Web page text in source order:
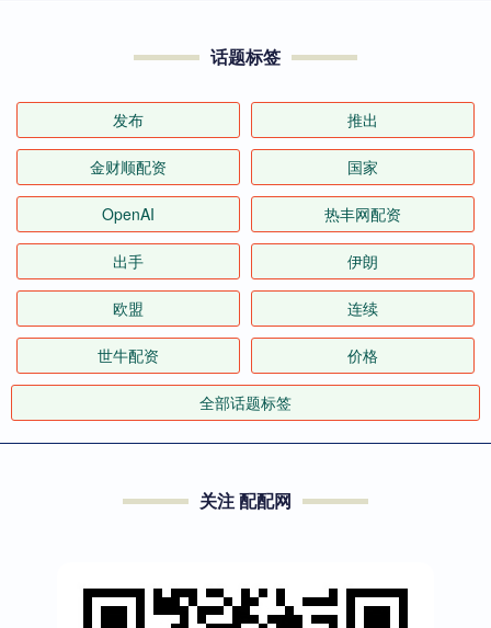
话题标签
发布 推出
金财顺配资 国家
OpenAI 热丰网配资
出手 伊朗
欧盟 连续
世牛配资 价格
全部话题标签
关注 配配网